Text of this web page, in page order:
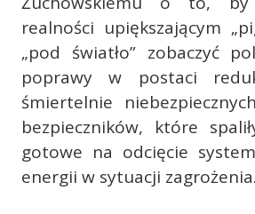
realności upiększającym
„pod światło” zobaczyć
poprawy w postaci
śmiertelnie
bezpieczników, które
gotowe na odcięcie
energii w sytuacji zagrożenia.